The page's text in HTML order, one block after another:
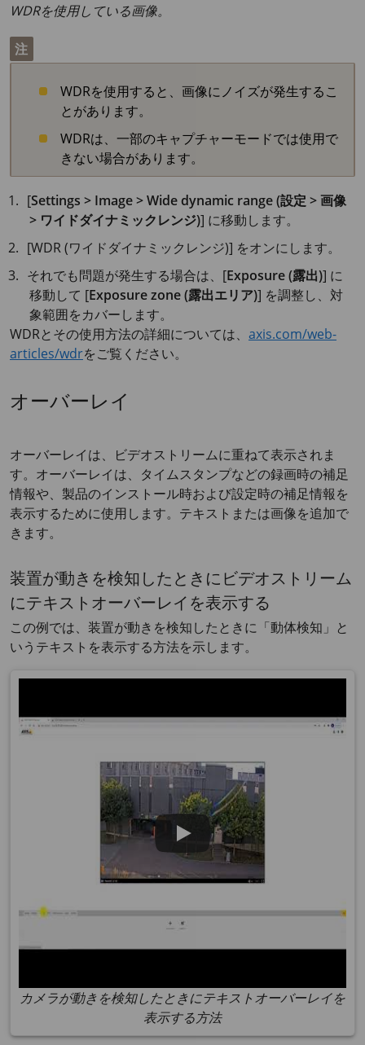
WDRを使用している画像。
注
WDRを使用すると、画像にノイズが発生するこ
とがあります。
WDRは、一部のキャプチャーモードでは使用で
きない場合があります。
[Settings > Image > Wide dynamic range (設定 > 画像
> ワイドダイナミックレンジ)] に移動します。
[WDR (ワイドダイナミックレンジ)] をオンにします。
それでも問題が発生する場合は、[Exposure (露出)] に
移動して [Exposure zone (露出エリア)] を調整し、対
象範囲をカバーします。
WDRとその使用方法の詳細については、 axis.com/web-
articles/wdrをご覧ください。
オーバーレイ
オーバーレイは、ビデオストリームに重ねて表示されま
す。オーバーレイは、タイムスタンプなどの録画時の補足
情報や、製品のインストール時および設定時の補足情報を
表示するために使用します。テキストまたは画像を追加で
きます。
装置が動きを検知したときにビデオストリーム
にテキストオーバーレイを表示する
この例では、装置が動きを検知したときに「動体検知」と
いうテキストを表示する方法を示します。
カメラが動きを検知したときにテキストオーバーレイを
表示する方法